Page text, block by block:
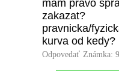
mam pravo
zakazat?
pravnicka/
kurva od kedy?
Odpovedať Známka: